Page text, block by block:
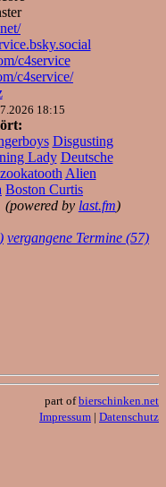
c4service
c4service/
18:15
Disgusting
Lady Deutsche
Alien
Boston Curtis
(powered by last.fm)
vergangene Termine (57)
part ofbierschinken.net
Impressum | Datenschutz